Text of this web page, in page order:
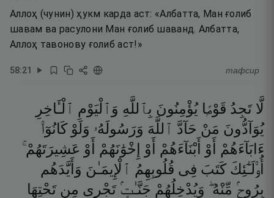
Аллоҳ (чунин) ҳукм карда аст: «Албатта, Ман ғолиб
шавам ва расулони Ман ғолиб шаванд. Албатта,
Аллоҳ тавонову ғолиб аст!»
58:21 тафсир
لَّا تَجِدُ قَوْمًۭا يُؤْمِنُونَ بِٱللَّهِ وَٱلْيَوْمِ ٱلْـَٔاخِرِ
يُوَآدُّونَ مَنْ حَآدَّ ٱللَّهَ وَرَسُولَهُۥ وَلَوْ كَانُوٓا۟
ءَابَآءَهُمْ
أَوْ أَبْنَآءَهُمْ أَوْ إِخْوَٰنَهُمْ أَوْ عَشِيرَتَهُمْ ۚ
أُو۟لَـٰٓئِكَ كَتَبَ فِى قُلُوبِهِمُ ٱلْإِيمَـٰنَ وَأَيَّدَهُم
بِرُوحٍۢ مِّنْهُ ۖ وَيُدْخِلُهُمْ جَنَّـٰتٍۢ تَجْرِى مِن تَحْتِهَا